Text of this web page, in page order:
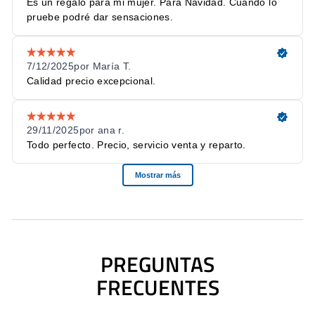
Ajuste del force feedback desde la app PXN Wheel:
intensidad, amortiguación, fuerzas inerciales y elasticidad.
Resolución de 16 bits y modos X-input y D-input en PC.
ESPECIFICACIONES TÉCNICAS
CARACTERÍSTICA PXN V99
Force feedback real de doble
motor
270° / 900° ajustable
Diámetro del volante 300 mm, desmontable
PREGUNTAS
FRECUENTES